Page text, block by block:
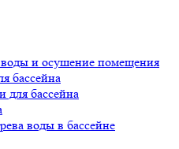
и осушение помещения
бассейна
для бассейна
воды в бассейне